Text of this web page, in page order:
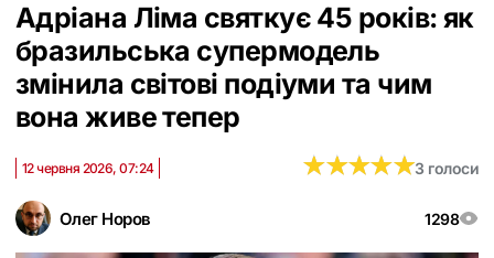
Адріана Ліма святкує 45 років: як
бразильська супермодель
змінила світові подіуми та чим
вона живе тепер
Олег Норов 1298
12 червня 2026, 07:24 ★★★★★
★★★★★3 голоси